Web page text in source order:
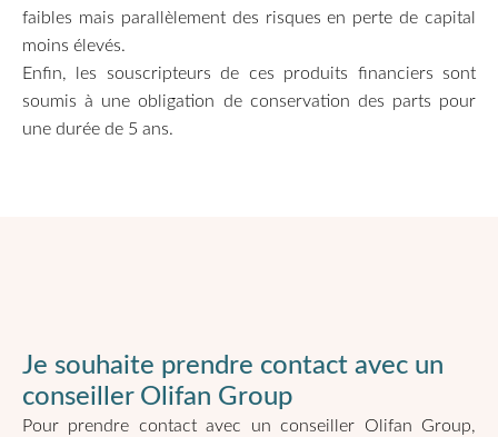
faibles mais parallèlement des risques en perte de capital
moins élevés.
Enfin, les souscripteurs de ces produits financiers sont
soumis à une obligation de conservation des parts pour
une durée de 5 ans.
Je souhaite prendre contact avec un
conseiller Olifan Group
Pour prendre contact avec un conseiller Olifan Group,